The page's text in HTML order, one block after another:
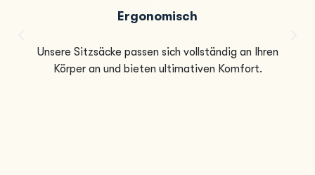
Ergonomisch
Unsere Sitzsäcke passen sich vollständig an Ihren
Körper an und bieten ultimativen Komfort.